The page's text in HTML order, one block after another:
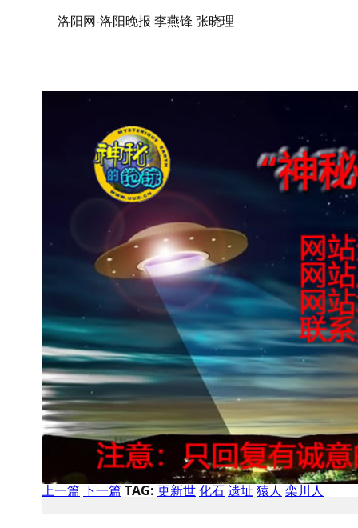
洛阳网-洛阳晚报 李燕锋 张晓理
上一篇 下一篇 TAG: 更新世化石遗址 猿人 栾川人